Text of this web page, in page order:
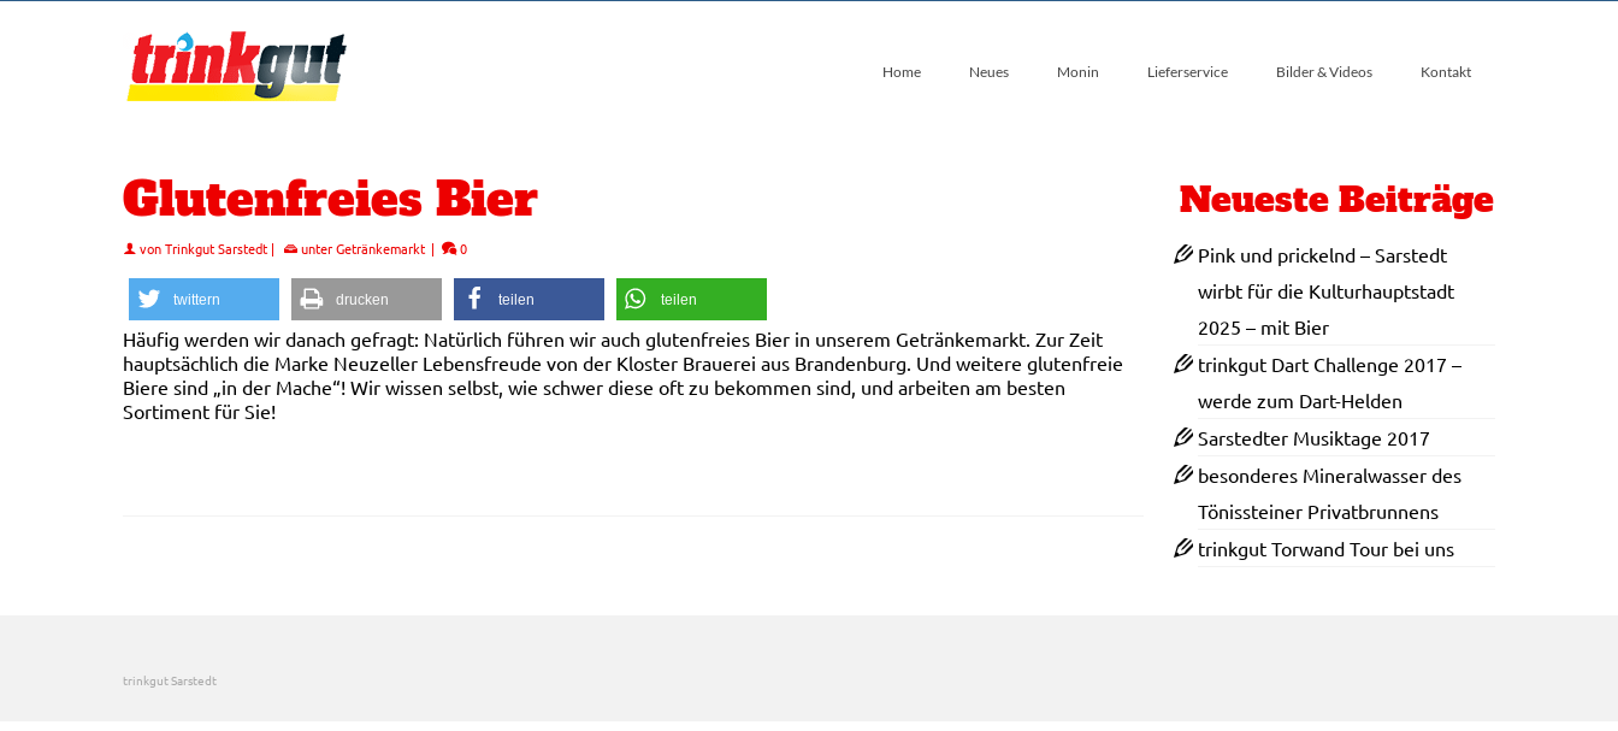
Home Neues Monin Lieferservice Bilder & Videos Kontakt
Glutenfreies Bier
vonTrinkgut Sarstedt | unterGetränkemarkt | 0
twittern drucken teilen teilen
Häufig werden wir danach gefragt: Natürlich führen wir auch glutenfreies Bier in unserem Getränkemarkt. Zur Zeit
hauptsächlich die Marke Neuzeller Lebensfreude von der Kloster Brauerei aus Brandenburg. Und weitere glutenfreie
Biere sind „in der Mache“! Wir wissen selbst, wie schwer diese oft zu bekommen sind, und arbeiten am besten
Sortiment für Sie!
Neueste Beiträge
Pink und prickelnd – Sarstedt
wirbt für die Kulturhauptstadt
2025 – mit Bier
trinkgut Dart Challenge 2017 –
werde zum Dart-Helden
Sarstedter Musiktage 2017
besonderes Mineralwasser des
Tönissteiner Privatbrunnens
trinkgut Torwand Tour bei uns
trinkgut Sarstedt